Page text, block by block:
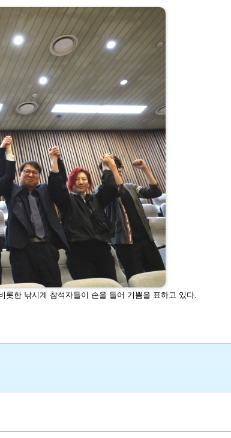
롯한 낚시계 참석자들이 손을 들어 기쁨을 표하고 있다.